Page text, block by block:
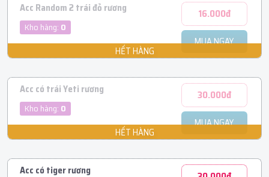
Acc Random 2 trái đỏ rương
Kho hàng: 0
16.000đ
MUA NGAY
Acc có trái Yeti rương
Kho hàng: 0
30.000đ
MUA NGAY
Acc có tiger rương